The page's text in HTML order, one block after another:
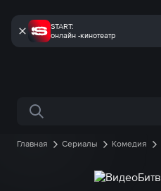
START:
онлайн -кинотеатр
Поиск по сайту
Главная Сериалы Комедия